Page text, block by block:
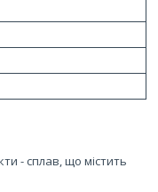
- сплав, що містить